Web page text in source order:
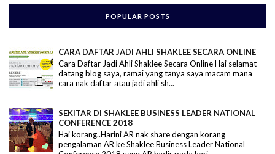
POPULAR POSTS
CARA DAFTAR JADI AHLI SHAKLEE SECARA ONLINE
Cara Daftar Jadi Ahli Shaklee Secara Online Hai selamat
datang blog saya, ramai yang tanya saya macam mana
cara nak daftar atau jadi ahli sh...
SEKITAR DI SHAKLEE BUSINESS LEADER NATIONAL
CONFERENCE 2018
Hai korang..Harini AR nak share dengan korang
pengalaman AR ke Shaklee Business Leader National